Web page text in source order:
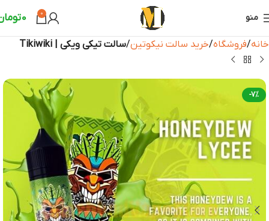
منو 0
0
خانه فروشگاه خرید سالت نیکوتین سالت تیکی ویکی | Tikiwiki
-7%